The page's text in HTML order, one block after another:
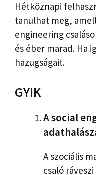
Hétköznapi
tanulhat meg,
engineering
és éber marad. Ha
hazugságait.
GYIK
A social
A szociális
csaló